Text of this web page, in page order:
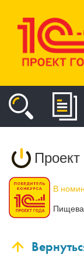
Проект
В